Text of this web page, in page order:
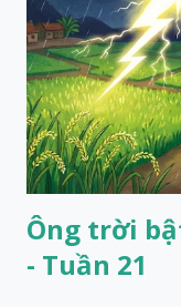
Ông trời
- Tuần 21